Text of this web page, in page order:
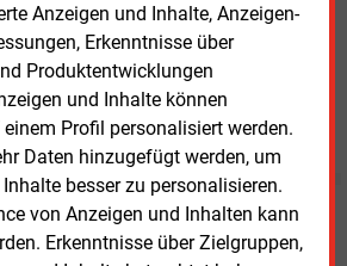
Anzeigen und Inhalte, Anzeigen-
Erkenntnisse über
Produktentwicklungen
und Inhalte können
Profil personalisiert werden.
Daten hinzugefügt werden, um
besser zu personalisieren.
von Anzeigen und Inhalten kann
Erkenntnisse über Zielgruppen,
Montag, 28.07.2025, 09:01
Kapital für die Wärmewende in Potsdam
und Wasser Potsdam“ erhält von Banken
in der Stadt.
bei der KWK-Ausschreibung erhält